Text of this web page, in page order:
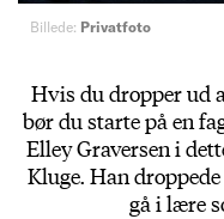
Billede: Privatfoto
Hvis du dropper ud
bør du starte på en
Elley Graversen i
Kluge. Han
gå i lære